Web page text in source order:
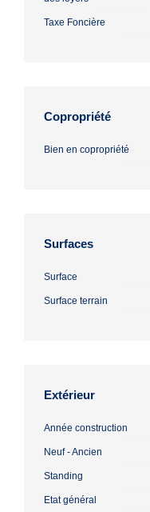
Taxe Foncière
Copropriété
Bien en copropriété
Surfaces
Surface
Surface terrain
Extérieur
Année construction
Neuf - Ancien
Standing
Etat général